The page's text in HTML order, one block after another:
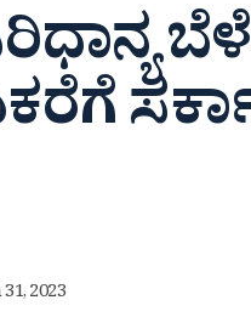
2023